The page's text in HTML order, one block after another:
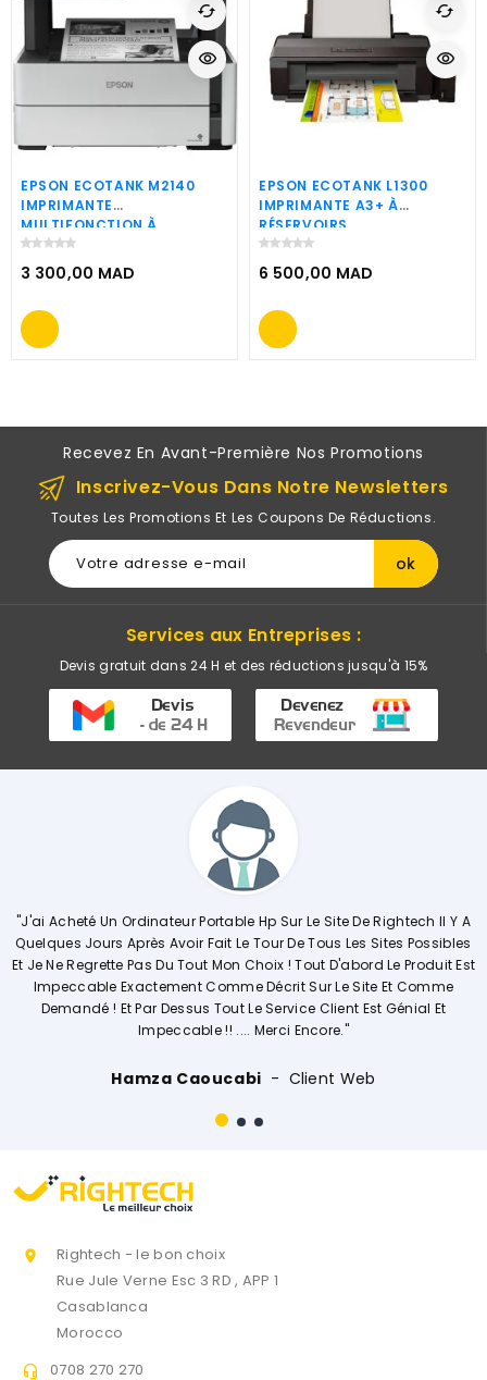
EPSON ECOTANK M2140
IMPRIMANTE
MULTIFONCTION À
RÉSERVOIRS
RECHARGEABLES
(C11CG27404)
3 300,00 MAD
Prix
cached
visibility
EPSON ECOTANK L1300
IMPRIMANTE A3+ À
RÉSERVOIRS
RECHARGEABLES
(C11CD81403)
6 500,00 MAD
Prix
cached
visibility
Recevez En Avant-Première Nos Promotions
Inscrivez-Vous Dans Notre Newsletters
Toutes Les Promotions Et Les Coupons De Réductions.
Services aux Entreprises :
Devis gratuit dans 24 H et des réductions jusqu'à 15%
Site De Rightech Il Y A
Les Sites Possibles
D'abord Le Produit Est
Le Site Et Comme
Client Est Génial Et
"Commerciale KHADIJA Super Compétente
Explique De Façon Concrète Et Détaillée
Opérations. Société A L'écoute Des
Vivement."
Ouissal Ait

Rightech - le bon choix
Rue Jule Verne Esc 3 RD , APP 1
Casablanca
Morocco
 0708 270 270